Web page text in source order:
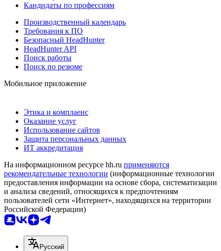
Кандидаты по профессиям
Производственный календарь
Требования к ПО
Безопасный HeadHunter
HeadHunter API
Поиск работы
Поиск по резюме
Мобильное приложение
Этика и комплаенс
Оказание услуг
Использование сайтов
Защита персональных данных
ИТ аккредитация
На информационном ресурсе hh.ru применяются
рекомендательные технологии (информационные технологии
предоставления информации на основе сбора, систематизации
и анализа сведений, относящихся к предпочтениям
пользователей сети «Интернет», находящихся на территории
Российской Федерации)
Русский